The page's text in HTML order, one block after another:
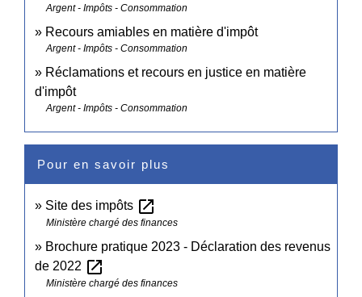
Argent - Impôts - Consommation
Recours amiables en matière d'impôt
Argent - Impôts - Consommation
Réclamations et recours en justice en matière
d'impôt
Argent - Impôts - Consommation
Pour en savoir plus
Site des impôts open_in_new
Ministère chargé des finances
Brochure pratique 2023 - Déclaration des revenus
de 2022 open_in_new
Ministère chargé des finances